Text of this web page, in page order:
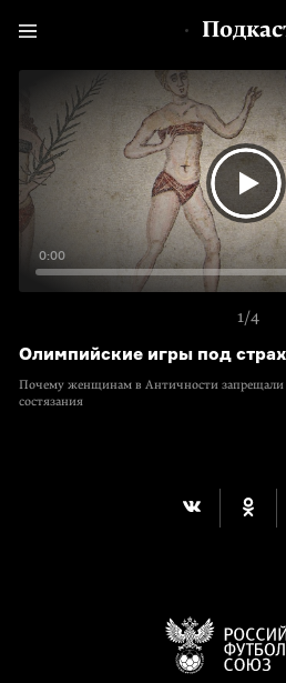
0:00
1/4
Олимпийские игры под
Почему женщинам в Античности запрещали
состязания